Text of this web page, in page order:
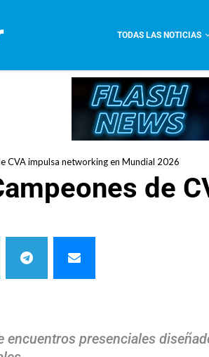
TODAS LAS NOTICIAS
CVA impulsa networking en Mundial 2026
de
encuentros presenciales